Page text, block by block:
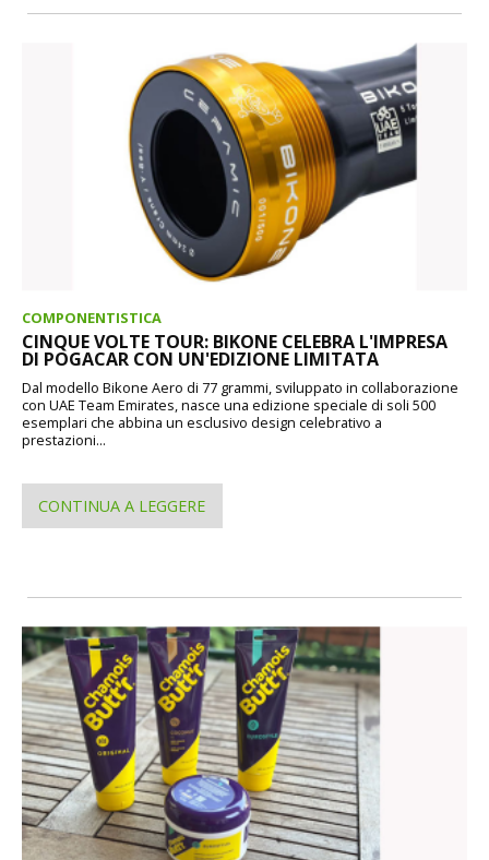
COMPONENTISTICA
CINQUE VOLTE TOUR: BIKONE CELEBRA L'IMPRESA
DI POGACAR CON UN'EDIZIONE LIMITATA
Dal modello Bikone Aero di 77 grammi, sviluppato in collaborazione
con UAE Team Emirates, nasce una edizione speciale di soli 500
esemplari che abbina un esclusivo design celebrativo a
prestazioni...
CONTINUA A LEGGERE